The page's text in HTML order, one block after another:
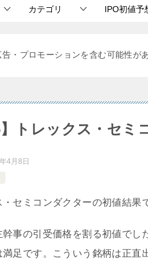
カテゴリ IPO初値予
・プロモーションを含む可能性が
】トレックス・セ
4月8日
・セミコンダクターの初値結果
幹事の引受価格を割る初値で
足です。こういう銘柄は正直